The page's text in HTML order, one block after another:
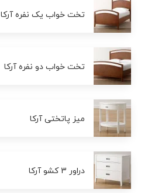
تخت خواب یک نفره آرکا
تخت خواب دو نفره آرکا
میز پاتختی آرکا
دراور 3 کشو آرکا